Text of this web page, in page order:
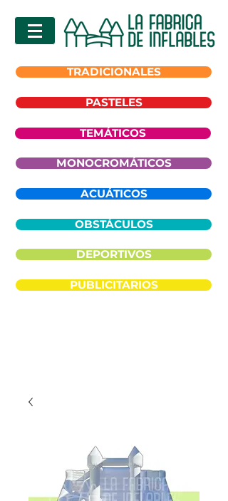
TRADICIONALES
PASTELES
TEMÁTICOS
MONOCROMÁTICOS
ACUÁTICOS
OBSTÁCULOS
DEPORTIVOS
PUBLICITARIOS